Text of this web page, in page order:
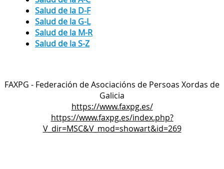
Salud de la D-F
Salud de la G-L
Salud de la M-R
Salud de la S-Z
FAXPG - Federación de Asociacións de Persoas Xordas de
Galicia
https://www.faxpg.es/
https://www.faxpg.es/index.php?
V_dir=MSC&V_mod=showart&id=269